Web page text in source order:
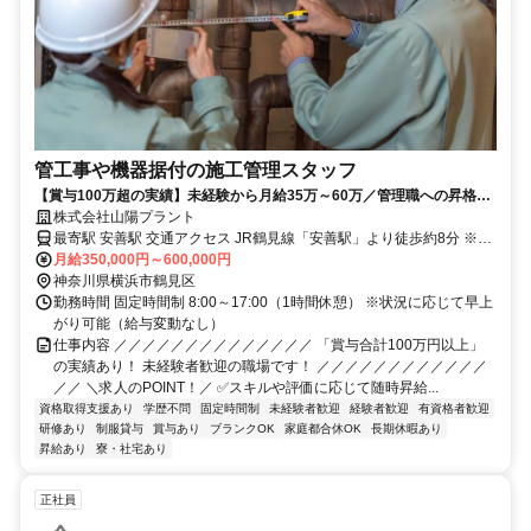
管工事や機器据付の施工管理スタッフ
【賞与100万超の実績】未経験から月給35万～60万／管理職への昇格も
可能＆役職手当も支給！
株式会社山陽プラント
最寄駅 安善駅 交通アクセス JR鶴見線「安善駅」より徒歩約8分 ※上
記は本社へのアクセス 車通勤OK＆バイク通勤OK 自転車通勤も
OK（駐車場あり） ※現場は8～9割が関東 ※そのほかは全国各地 ※
出張の際はエリアによって帰宅可能
月給350,000円～600,000円
神奈川県横浜市鶴見区
勤務時間 固定時間制 8:00～17:00（1時間休憩） ※状況に応じて早上
がり可能（給与変動なし）
仕事内容 ／／／／／／／／／／／／／／ 「賞与合計100万円以上」
の実績あり！ 未経験者歓迎の職場です！ ／／／／／／／／／／／／
／／ ＼求人のPOINT！／ ✅スキルや評価に応じて随時昇給...
資格取得支援あり 学歴不問 固定時間制 未経験者歓迎 経験者歓迎
有資格者歓迎
研修あり
制服貸与 賞与あり ブランクOK 家庭都合休OK
長期休暇あり
昇給あり
寮・社宅あり
正社員